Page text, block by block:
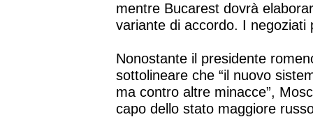
mentre Bucarest dovrà
variante di accordo. I
Nonostante il presidente
sottolineare che “il nuovo
ma contro altre minacce”,
capo dello stato maggiore